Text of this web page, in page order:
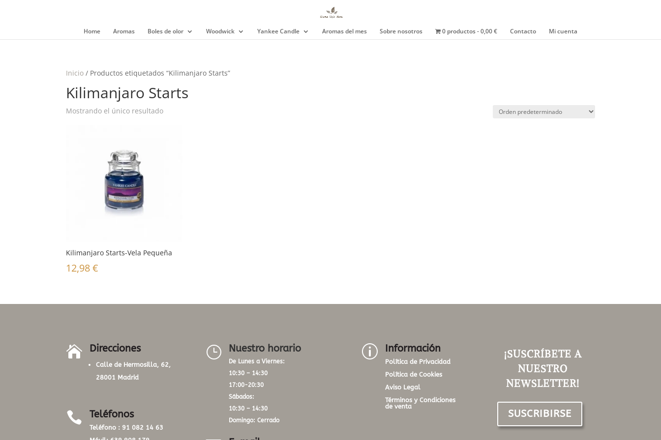
Home Aromas Boles de olor Woodwick Yankee Candle Aromas del mes Sobre nosotros 0 productos 0,00 € Contacto Mi cuenta
Inicio / Productos etiquetados “Kilimanjaro Starts”
Kilimanjaro Starts
Mostrando el único resultado
Kilimanjaro Starts-Vela Pequeña
12,98€
 Direcciones
Calle de Hermosilla, 62,
28001 Madrid
 Teléfonos
Teléfono : 91 082 14 63
} Nuestro horario
De Lunes a Viernes:
10:30 – 14:30
17:00-20:30
Sábados:
10:30 – 14:30
Domingo: Cerrado
p Información
Política de Privacidad
Política de Cookies
Aviso Legal
Términos y Condiciones
de venta
¡SUSCRÍBETE A
NUESTRO
NEWSLETTER!
SUSCRIBIRSE